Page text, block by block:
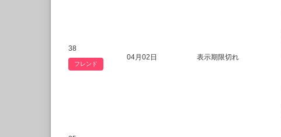
38
フレンド
04月02日 表示期限切れ